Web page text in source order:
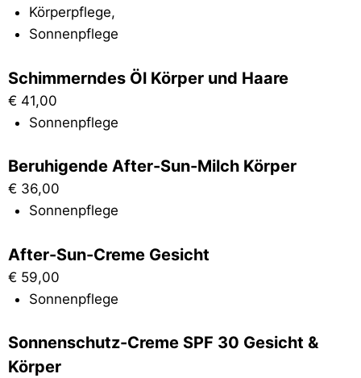
Körperpflege,
Sonnenpflege
Schimmerndes Öl Körper und Haare
€ 41,00
Sonnenpflege
Beruhigende After-Sun-Milch Körper
€ 36,00
Sonnenpflege
After-Sun-Creme Gesicht
€ 59,00
Sonnenpflege
Sonnenschutz-Creme SPF 30 Gesicht &
Körper